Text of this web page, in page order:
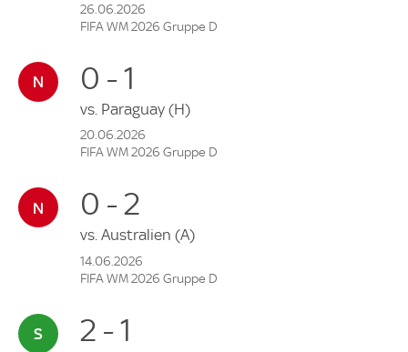
26.06.2026
FIFA WM 2026 Gruppe D
0 - 1
vs. Paraguay (H)
20.06.2026
FIFA WM 2026 Gruppe D
0 - 2
vs. Australien (A)
14.06.2026
FIFA WM 2026 Gruppe D
2 - 1